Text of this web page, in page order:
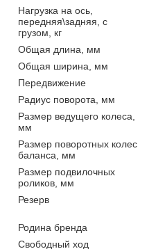
Нагрузка на ось,
передняя\задняя, с
грузом, кг
Общая длина, мм
Общая ширина, мм
Передвижение
Радиус поворота, мм
Размер ведущего колеса,
мм
Размер поворотных колес
баланса, мм
Размер подвилочных
роликов, мм
Резерв
Родина бренда
Свободный ход